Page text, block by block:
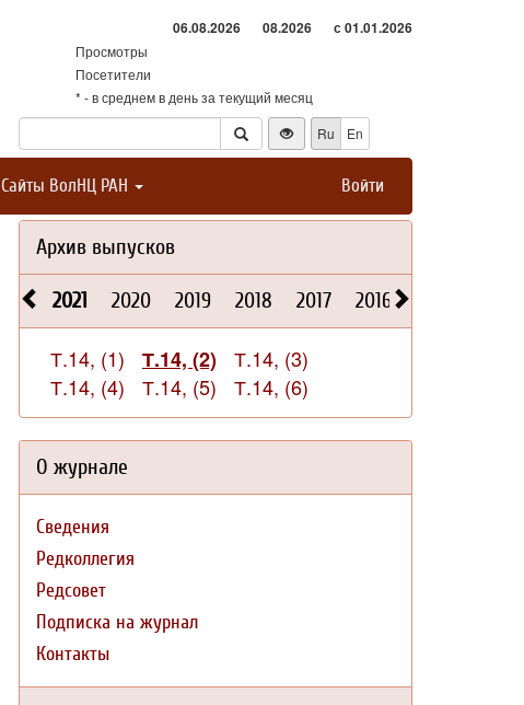
06.08.2026 08.2026 с 01.01.2026
Просмотры
Посетители
* - в среднем в день за текущий месяц
Ru
En
Сайты ВолНЦ РАН Войти
Архив выпусков
2021 2020 2019 2018 2017 2016
Т.14, (1) Т.14, (2)
Т.14, (3)
Т.14, (4)
Т.14, (5) Т.14, (6)
О журнале
Сведения
Редколлегия
Редсовет
Подписка на журнал
Контакты